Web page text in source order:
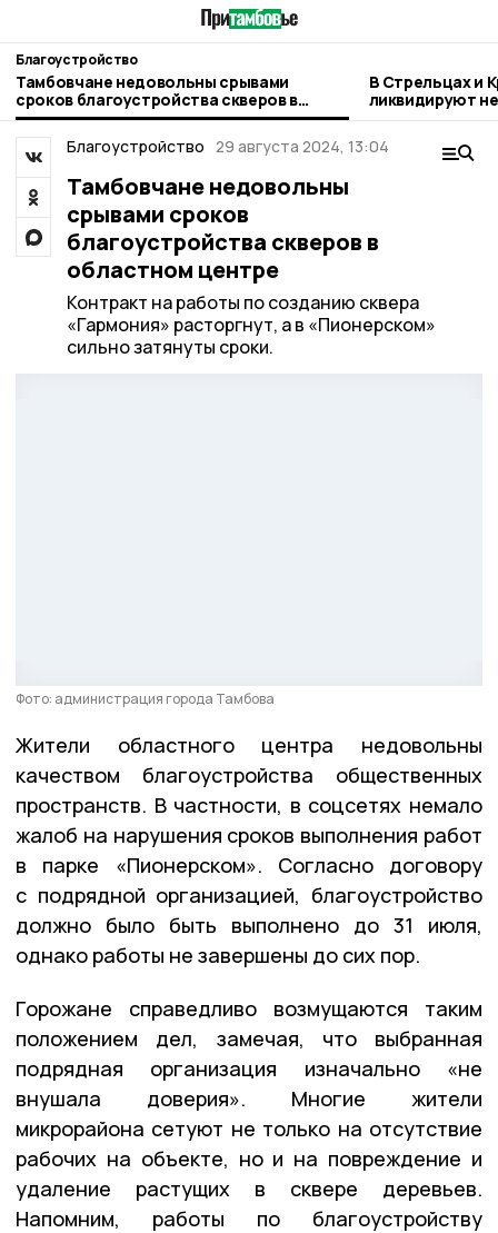
Благоустройство
Тамбовчане недовольны срывами
сроков благоустройства скверов в
областном центре
В Стрельцах и
ликвидируют
свалки
Благоустройство 29 августа 2024, 13:04
Тамбовчане недовольны
срывами сроков
благоустройства скверов в
областном центре
Контракт на работы по созданию сквера
«Гармония» расторгнут, а в «Пионерском»
сильно затянуты сроки.
Фото: администрация города Тамбова
Жители областного центра недовольны
качеством благоустройства общественных
пространств. В частности, в соцсетях немало
жалоб на нарушения сроков выполнения работ
в парке «Пионерском». Согласно договору
с подрядной организацией, благоустройство
должно было быть выполнено до 31 июля,
однако работы не завершены до сих пор.
Горожане справедливо возмущаются таким
положением дел, замечая, что выбранная
подрядная организация изначально «не
внушала доверия». Многие жители
микрорайона сетуют не только на отсутствие
рабочих на объекте, но и на повреждение и
удаление растущих в сквере деревьев.
Напомним, работы по благоустройству